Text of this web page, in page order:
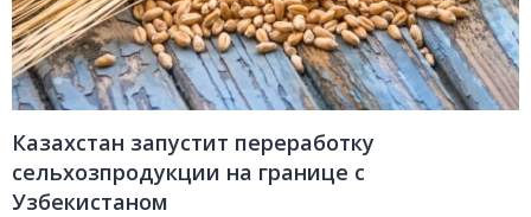
Казахстан запустит переработку
сельхозпродукции на границе с
Узбекистаном